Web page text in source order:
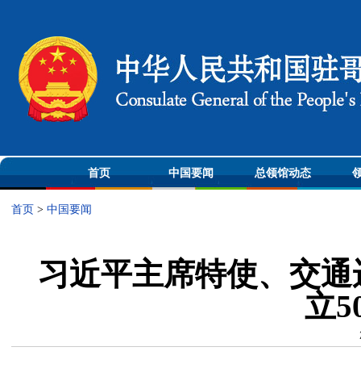
首页 中国要闻 总领馆动态
首页 > 中国要闻
习近平主席特使、交
立